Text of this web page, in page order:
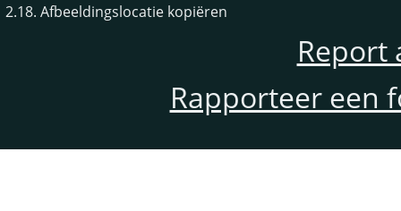
2.18. Afbeeldingslocatie kopiëren
Report
Rapporteer een